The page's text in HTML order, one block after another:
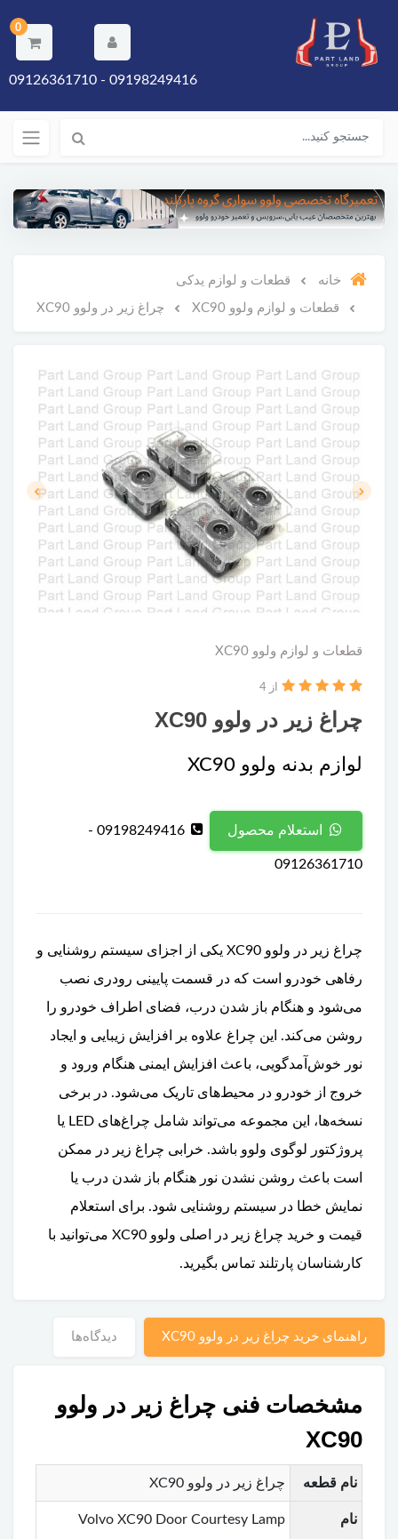
0
09198249416 - 09126361710
خانه قطعات و لوازم یدکی
قطعات و لوازم ولوو XC90 چراغ زیر در ولوو XC90
قطعات و لوازم ولوو XC90
چراغ زیر در ولوو XC90
از 4
لوازم بدنه ولوو XC90
استعلام محصول 09198249416 -
09126361710
چراغ زیر در ولوو XC90 یکی از اجزای سیستم روشنایی و
رفاهی خودرو است که در قسمت پایینی رودری نصب
می‌شود و هنگام باز شدن درب، فضای اطراف خودرو را
روشن می‌کند. این چراغ علاوه بر افزایش زیبایی و ایجاد
نور خوش‌آمدگویی، باعث افزایش ایمنی هنگام ورود و
خروج از خودرو در محیط‌های تاریک می‌شود. در برخی
نسخه‌ها، این مجموعه می‌تواند شامل چراغ‌های LED یا
پروژکتور لوگوی ولوو باشد. خرابی چراغ زیر در ممکن
است باعث روشن نشدن نور هنگام باز شدن درب یا
نمایش خطا در سیستم روشنایی شود. برای استعلام
قیمت و خرید چراغ زیر در اصلی ولوو XC90 می‌توانید با
کارشناسان پارتلند تماس بگیرید.
راهنمای خرید چراغ زیر در ولوو XC90 دیدگاه‌ها
مشخصات فنی چراغ زیر در ولوو
XC90
نام قطعه چراغ زیر در ولوو XC90
نام
Volvo XC90 Door Courtesy Lamp